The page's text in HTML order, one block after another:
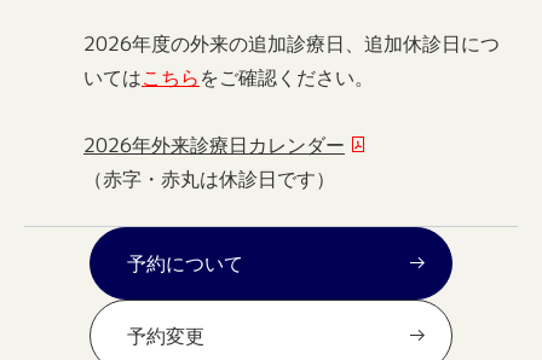
2026年度の外来の追加診療日、追加休診日につ
いてはこちらをご確認ください。
2026年外来診療日カレンダー
（赤字・赤丸は休診日です）
予約について
予約変更